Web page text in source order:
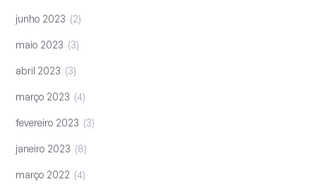
junho 2023 2
maio 2023 3
abril 2023 3
março 2023 4
fevereiro 2023 3
janeiro 2023 8
março 2022 4